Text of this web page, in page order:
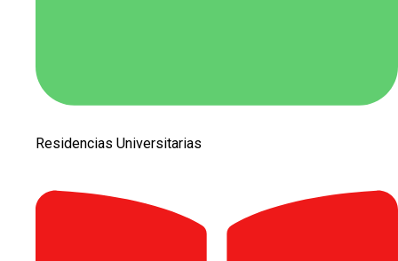
Residencias Universitarias